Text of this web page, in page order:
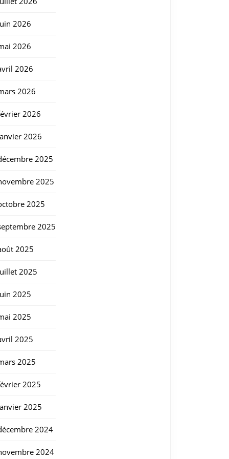
2026
2026
2026
2026
2026
2026
2025
2025
2025
2025
2025
2025
2025
2025
2025
2025
2025
2025
2024
2024